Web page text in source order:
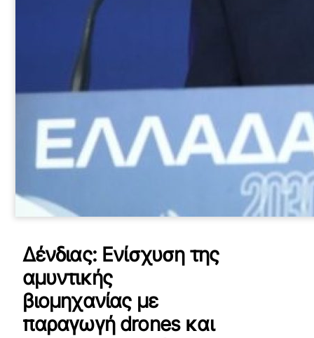
Δένδιας: Ενίσχυση της
αμυντικής
βιομηχανίας με
παραγωγή drones και